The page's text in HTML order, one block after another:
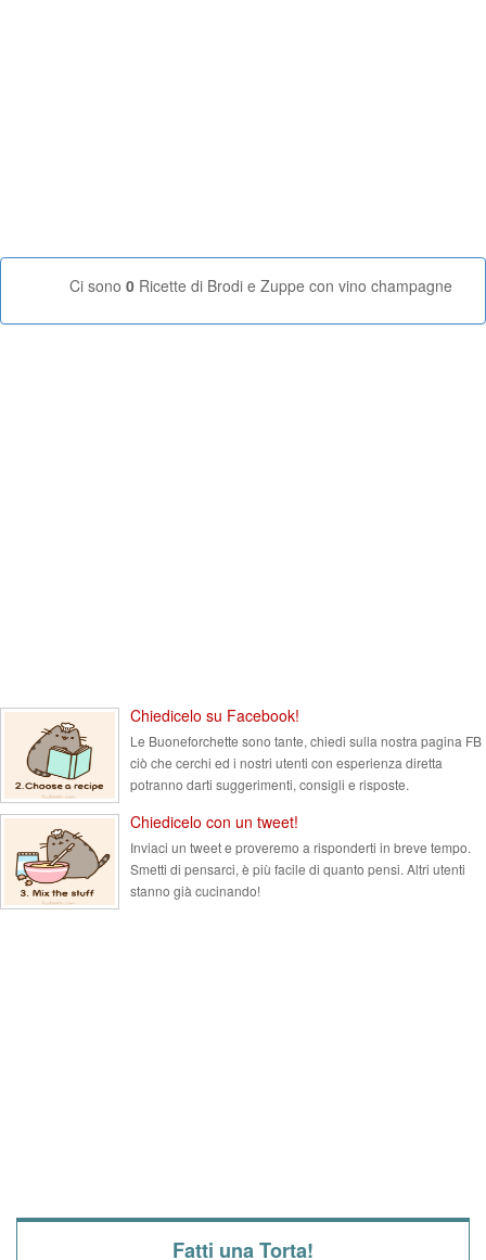
Ci sono 0 Ricette di Brodi e Zuppe con vino champagne
Chiedicelo su Facebook!
Le Buoneforchette sono tante, chiedi sulla nostra pagina FB
ciò che cerchi ed i nostri utenti con esperienza diretta
potranno darti suggerimenti, consigli e risposte.
Chiedicelo con un tweet!
Inviaci un tweet e proveremo a risponderti in breve tempo.
Smetti di pensarci, è più facile di quanto pensi. Altri utenti
stanno già cucinando!
Fatti una Torta!